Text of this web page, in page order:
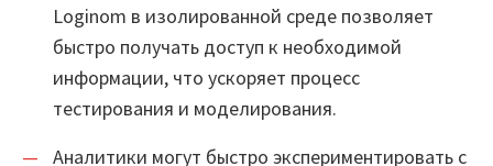
Loginom в изолированной среде позволяет
быстро получать доступ к необходимой
информации, что ускоряет процесс
тестирования и моделирования.
Аналитики могут быстро экспериментировать с